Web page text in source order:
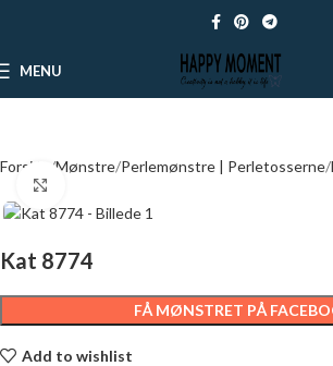
MENU
Forside Mønstre Perlemønstre | Perletosserne
Kat 8774
FÅ MØNSTRET PÅ
Add to wishlist